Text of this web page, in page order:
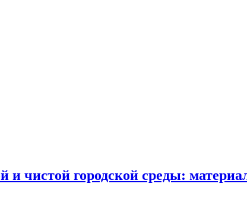
чистой городской среды: